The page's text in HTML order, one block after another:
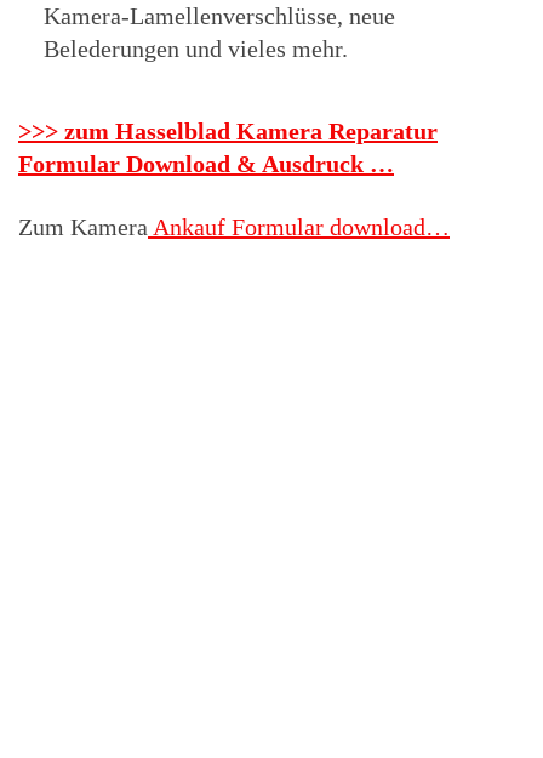
Kamera-Lamellenverschlüsse, neue
Belederungen und vieles mehr.
>>> zum Hasselblad Kamera Reparatur
Formular Download & Ausdruck …
Zum Kamera Ankauf Formular download…